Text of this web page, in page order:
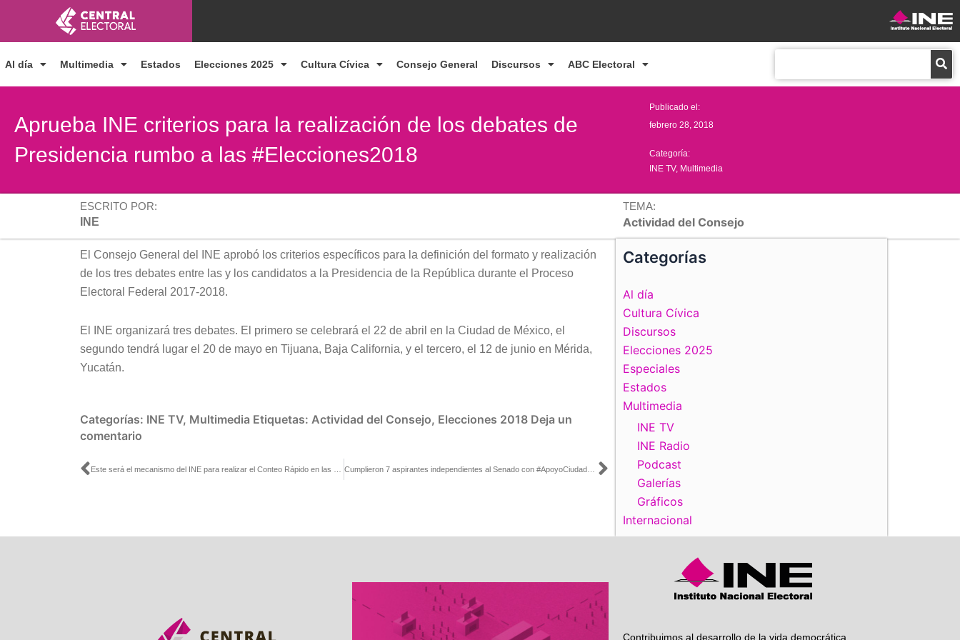
contenido
Al día Multimedia Estados Elecciones 2025 Cultura Cívica Consejo General Discursos ABC Electoral
Aprueba INE criterios para la realización de los debates de
Presidencia rumbo a las #Elecciones2018
Publicado el:
febrero 28, 2018
Categoría:
INE TV, Multimedia
ESCRITO POR:
INE
TEMA:
Actividad del Consejo
El Consejo General del INE aprobó los criterios específicos para la definición del formato y realización
de los tres debates entre las y los candidatos a la Presidencia de la República durante el Proceso
Electoral Federal 2017-2018.
El INE organizará tres debates. El primero se celebrará el 22 de abril en la Ciudad de México, el
segundo tendrá lugar el 20 de mayo en Tijuana, Baja California, y el tercero, el 12 de junio en Mérida,
Yucatán.
Categorías: INE TV, Multimedia Etiquetas: Actividad del Consejo, Elecciones 2018 Deja un
comentario
Ant Siguiente
Categorías
Al día
Cultura Cívica
Discursos
Elecciones 2025
Especiales
Estados
Multimedia
INE TV
INE Radio
Podcast
Galerías
Gráficos
Internacional
Contribuimos al desarrollo de la vida democrática